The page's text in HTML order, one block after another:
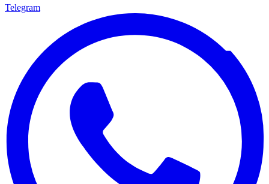
Telegram